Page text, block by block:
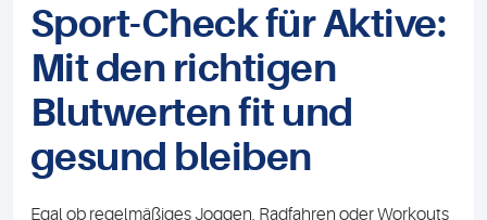
Sport-Check für Aktive:
Mit den richtigen
Blutwerten fit und
gesund bleiben
Egal ob regelmäßiges Joggen, Radfahren oder Workouts